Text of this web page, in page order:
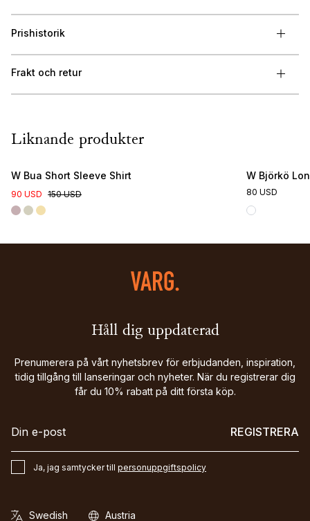
Prishistorik
Frakt och retur
Liknande produkter
W Bua Short Sleeve Shirt
90 USD 150 USD
W Björkö
80 USD
Håll dig uppdaterad
Prenumerera på vårt nyhetsbrev för erbjudanden, inspiration,
tidig tillgång till lanseringar och nyheter. När du registrerar dig
får du 10% rabatt på ditt första köp.
REGISTRERA
Ja, jag samtycker till personuppgiftspolicy